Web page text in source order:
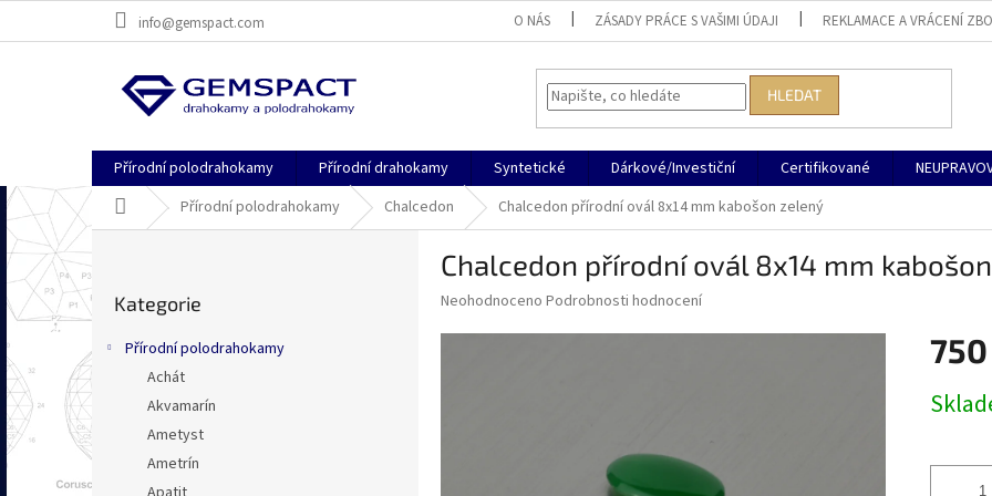
info@gemspact.com O NÁS ZÁSADY PRÁCE S VAŠIMI ÚDAJI REKLAMACE A VRÁCENÍ
HLEDAT
Přírodní polodrahokamy Přírodní drahokamy Syntetické Dárkové/Investiční Certifikované
Domů Přírodní polodrahokamy Chalcedon Chalcedon přírodní ovál 8x14 mm kabošon zelený
s
t
a
n
n
p
a
kategorie
Kategorie
Přírodní polodrahokamy
Achát
Akvamarín
Ametyst
Ametrín
Chalcedon přírodní ovál 8x14 mm
Průměrné
Neohodnoceno Podrobnosti hodnocení
cena: